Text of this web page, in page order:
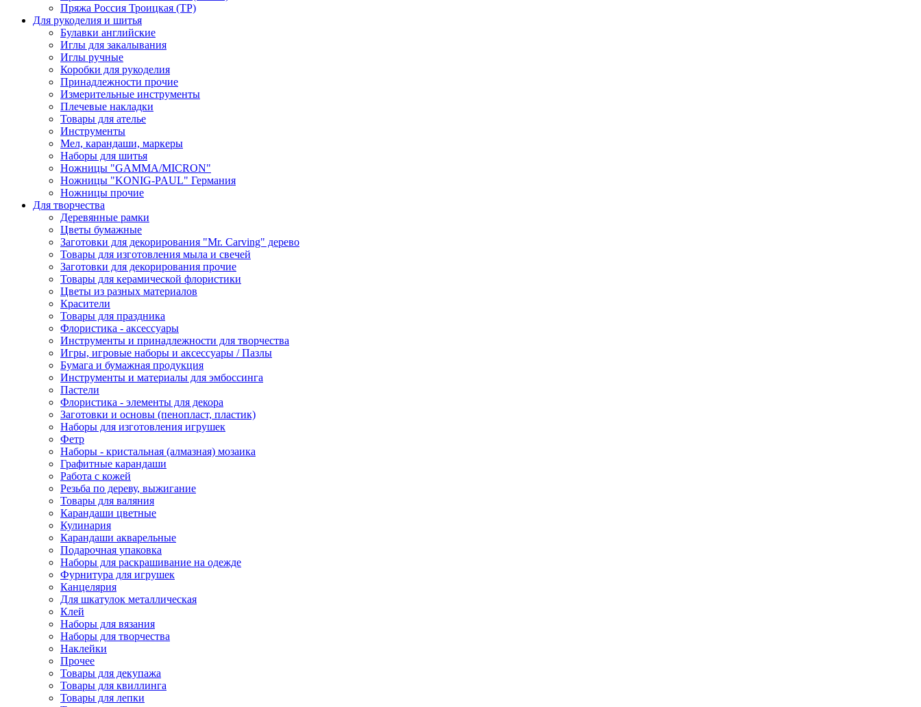
Пряжа Россия Троицкая (ТР)
Для рукоделия и шитья
Булавки английские
Иглы для закалывания
Иглы ручные
Коробки для рукоделия
Принадлежности прочие
Измерительные инструменты
Плечевые накладки
Товары для ателье
Инструменты
Мел, карандаши, маркеры
Наборы для шитья
Ножницы "GAMMA/MICRON"
Ножницы "KONIG-PAUL" Германия
Ножницы прочие
Для творчества
Деревянные рамки
Цветы бумажные
Заготовки для декорирования "Mr. Carving" дерево
Товары для изготовления мыла и свечей
Заготовки для декорирования прочие
Товары для керамической флористики
Цветы из разных материалов
Красители
Товары для праздника
Флористика - аксессуары
Инструменты и принадлежности для творчества
Игры, игровые наборы и аксессуары / Пазлы
Бумага и бумажная продукция
Инструменты и материалы для эмбоссинга
Пастели
Флористика - элементы для декора
Заготовки и основы (пенопласт, пластик)
Наборы для изготовления игрушек
Фетр
Наборы - кристальная (алмазная) мозаика
Графитные карандаши
Работа с кожей
Резьба по дереву, выжигание
Товары для валяния
Карандаши цветные
Кулинария
Карандаши акварельные
Подарочная упаковка
Наборы для раскрашивание на одежде
Фурнитура для игрушек
Канцелярия
Для шкатулок металлическая
Клей
Наборы для вязания
Наборы для творчества
Наклейки
Прочее
Товары для декупажа
Товары для квиллинга
Товары для лепки